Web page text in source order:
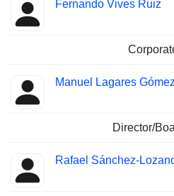
Fernando Vives Ruiz
Manuel Lagares
Director/
Rafael Sánchez-